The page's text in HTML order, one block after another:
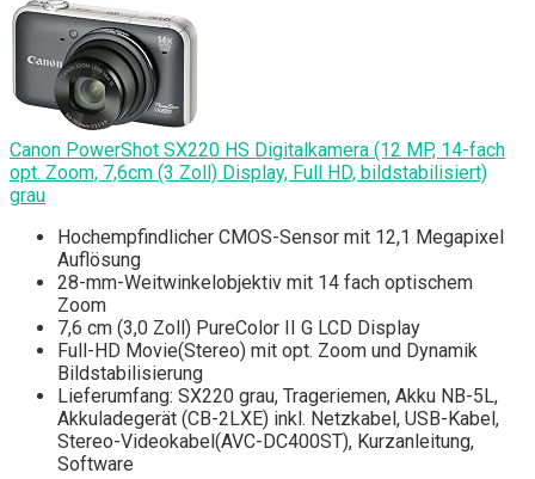
Canon PowerShot SX220 HS Digitalkamera (12 MP, 14-fach
opt. Zoom, 7,6cm (3 Zoll) Display, Full HD, bildstabilisiert)
grau
Hochempfindlicher CMOS-Sensor mit 12,1 Megapixel
Auflösung
28-mm-Weitwinkelobjektiv mit 14 fach optischem
Zoom
7,6 cm (3,0 Zoll) PureColor II G LCD Display
Full-HD Movie(Stereo) mit opt. Zoom und Dynamik
Bildstabilisierung
Lieferumfang: SX220 grau, Trageriemen, Akku NB-5L,
Akkuladegerät (CB-2LXE) inkl. Netzkabel, USB-Kabel,
Stereo-Videokabel(AVC-DC400ST), Kurzanleitung,
Software